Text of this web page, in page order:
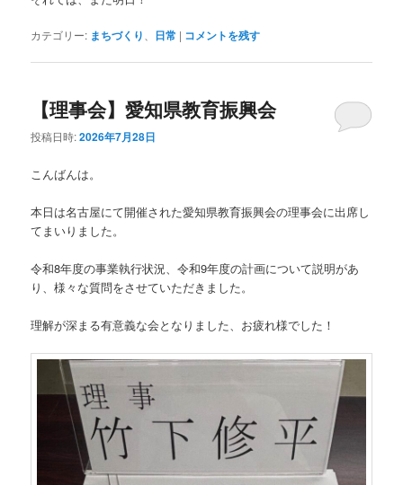
カテゴリー: まちづくり 日常 | コメントを残す
【理事会】愛知県教育振興会
投稿日時:2026年7月28日
こんばんは。
本日は名古屋にて開催された愛知県教育振興会の理事会に出席し
てまいりました。
令和8年度の事業執行状況、令和9年度の計画について説明があ
り、様々な質問をさせていただきました。
理解が深まる有意義な会となりました、お疲れ様でした！